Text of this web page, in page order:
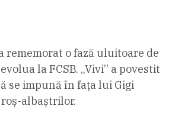
rememorat o fază uluitoare de
la FCSB. „Vivi” a povestit
se impună în fața lui Gigi
albaștrilor.